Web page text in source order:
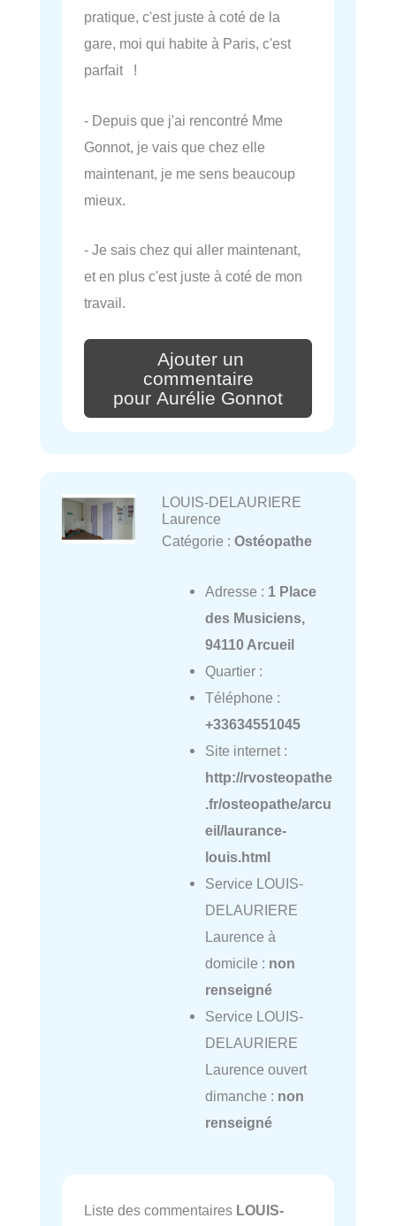
pratique, c'est juste à coté de la
gare, moi qui habite à Paris, c'est
parfait !
- Depuis que j'ai rencontré Mme
Gonnot, je vais que chez elle
maintenant, je me sens beaucoup
mieux.
- Je sais chez qui aller maintenant,
et en plus c'est juste à coté de mon
travail.
Ajouter un
commentaire
pour Aurélie Gonnot
LOUIS-DELAURIERE
Laurence
Catégorie : Ostéopathe
Adresse : 1 Place
des Musiciens,
94110 Arcueil
Quartier :
Téléphone :
+33634551045
Site internet :
http://rvosteopathe
.fr/osteopathe/arcu
eil/laurance-
louis.html
Service LOUIS-
DELAURIERE
Laurence à
domicile : non
renseigné
Service LOUIS-
DELAURIERE
Laurence ouvert
dimanche : non
renseigné
Liste des commentaires LOUIS-